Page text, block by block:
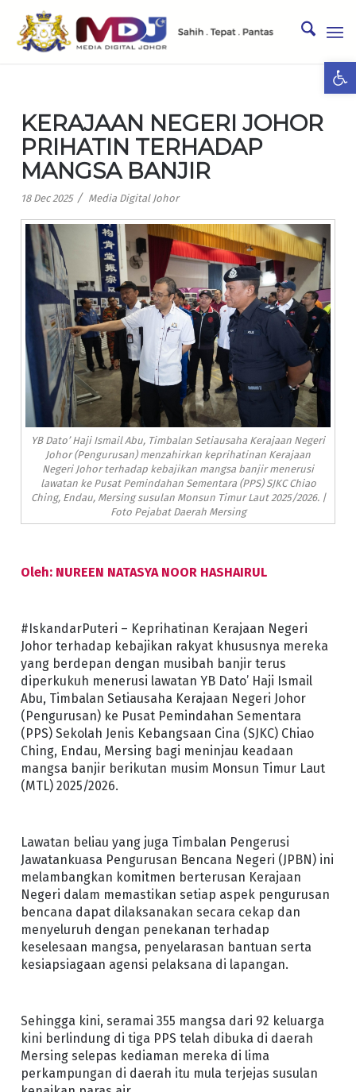
KERAJAAN NEGERI JOHOR
PRIHATIN TERHADAP
MANGSA BANJIR
18 Dec 2025 / Media Digital Johor
YB Dato’ Haji Ismail Abu, Timbalan Setiausaha Kerajaan Negeri
Johor (Pengurusan) menzahirkan keprihatinan Kerajaan
Negeri Johor terhadap kebajikan mangsa banjir menerusi
lawatan ke Pusat Pemindahan Sementara (PPS) SJKC Chiao
Ching, Endau, Mersing susulan Monsun Timur Laut 2025/2026. |
Foto Pejabat Daerah Mersing
Oleh: NUREEN NATASYA NOOR HASHAIRUL
#IskandarPuteri – Keprihatinan Kerajaan Negeri
Johor terhadap kebajikan rakyat khususnya mereka
yang berdepan dengan musibah banjir terus
diperkukuh menerusi lawatan YB Dato’ Haji Ismail
Abu, Timbalan Setiausaha Kerajaan Negeri Johor
(Pengurusan) ke Pusat Pemindahan Sementara
(PPS) Sekolah Jenis Kebangsaan Cina (SJKC) Chiao
Ching, Endau, Mersing bagi meninjau keadaan
mangsa banjir berikutan musim Monsun Timur Laut
(MTL) 2025/2026.
Lawatan beliau yang juga Timbalan Pengerusi
Jawatankuasa Pengurusan Bencana Negeri (JPBN) ini
melambangkan komitmen berterusan Kerajaan
Negeri dalam memastikan setiap aspek pengurusan
bencana dapat dilaksanakan secara cekap dan
menyeluruh dengan penekanan terhadap
keselesaan mangsa, penyelarasan bantuan serta
kesiapsiagaan agensi pelaksana di lapangan.
Sehingga kini, seramai 355 mangsa dari 92 keluarga
kini berlindung di tiga PPS telah dibuka di daerah
Mersing selepas kediaman mereka di lima
perkampungan di daerah itu mula terjejas susulan